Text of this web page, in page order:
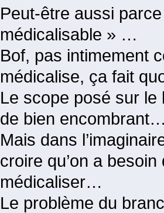
Peut-être aussi parce
médicalisable » …
Bof, pas intimement
médicalise, ça fait
Le scope posé sur
de bien
Mais dans
croire qu’on a besoin
médicaliser…
Le problème du